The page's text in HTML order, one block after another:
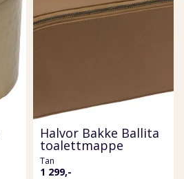
Halvor Bakke Ballita
toalettmappe
Tan
1 299,-